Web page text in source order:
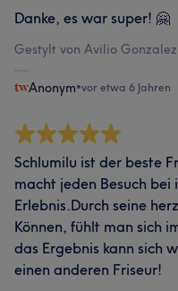
Danke, es war super! 🤗
Gestylt von Avilio Gonzalez
Anonym•vor etwa 6 Jahren
Schlumilu ist der beste
macht jeden Besuch bei
Erlebnis.Durch seine
Können, fühlt man sich
das Ergebnis kann sich
einen anderen Friseur!